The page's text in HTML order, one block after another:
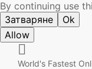
By continuing use
Затваряне
Ok
Allow

World's Fastest